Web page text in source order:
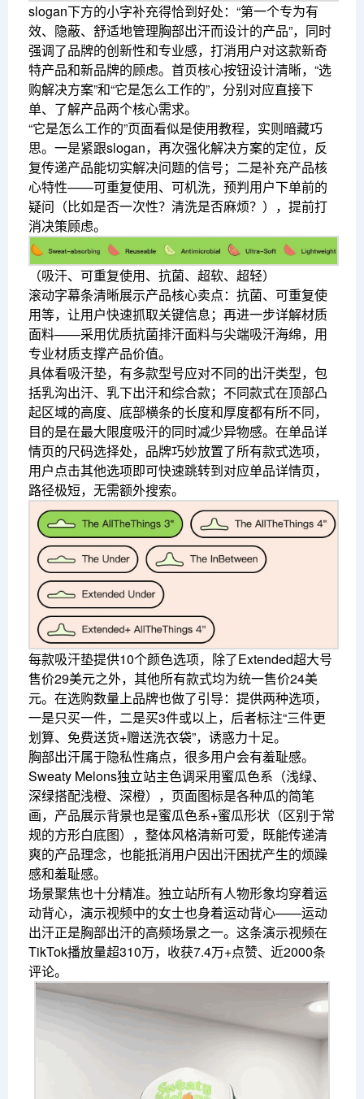
slogan下方的小字补充得恰到好处：“第一个专为有
效、隐蔽、舒适地管理胸部出汗而设计的产品”，同时
强调了品牌的创新性和专业感，打消用户对这款新奇
特产品和新品牌的顾虑。首页核心按钮设计清晰，“选
购解决方案”和“它是怎么工作的”，分别对应直接下
单、了解产品两个核心需求。
“它是怎么工作的”页面看似是使用教程，实则暗藏巧
思。一是紧跟slogan，再次强化解决方案的定位，反
复传递产品能切实解决问题的信号；二是补充产品核
心特性——可重复使用、可机洗，预判用户下单前的
疑问（比如是否一次性？清洗是否麻烦？），提前打
消决策顾虑。
（吸汗、可重复使用、抗菌、超软、超轻）
滚动字幕条清晰展示产品核心卖点：抗菌、可重复使
用等，让用户快速抓取关键信息；再进一步详解材质
面料——采用优质抗菌排汗面料与尖端吸汗海绵，用
专业材质支撑产品价值。
具体看吸汗垫，有多款型号应对不同的出汗类型，包
括乳沟出汗、乳下出汗和综合款；不同款式在顶部凸
起区域的高度、底部横条的长度和厚度都有所不同，
目的是在最大限度吸汗的同时减少异物感。在单品详
情页的尺码选择处，品牌巧妙放置了所有款式选项，
用户点击其他选项即可快速跳转到对应单品详情页，
路径极短，无需额外搜索。
每款吸汗垫提供10个颜色选项，除了Extended超大号
售价29美元之外，其他所有款式均为统一售价24美
元。在选购数量上品牌也做了引导：提供两种选项，
一是只买一件，二是买3件或以上，后者标注“三件更
划算、免费送货+赠送洗衣袋”，诱惑力十足。
胸部出汗属于隐私性痛点，很多用户会有羞耻感。
Sweaty Melons独立站主色调采用蜜瓜色系（浅绿、
深绿搭配浅橙、深橙），页面图标是各种瓜的简笔
画，产品展示背景也是蜜瓜色系+蜜瓜形状（区别于常
规的方形白底图），整体风格清新可爱，既能传递清
爽的产品理念，也能抵消用户因出汗困扰产生的烦躁
感和羞耻感。
场景聚焦也十分精准。独立站所有人物形象均穿着运
动背心，演示视频中的女士也身着运动背心——运动
出汗正是胸部出汗的高频场景之一。这条演示视频在
TikTok播放量超310万，收获7.4万+点赞、近2000条
评论。